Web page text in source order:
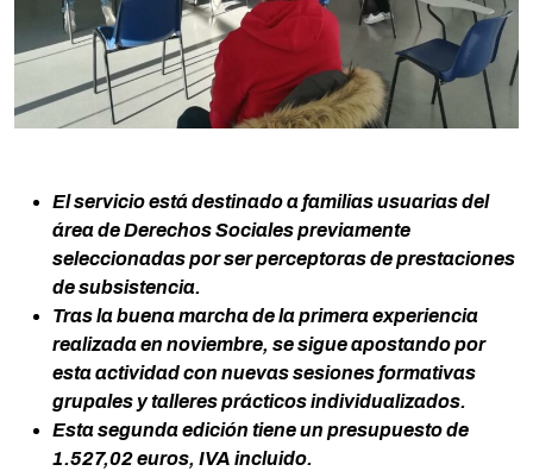
El servicio está destinado a familias usuarias del
área de Derechos Sociales previamente
seleccionadas por ser perceptoras de prestaciones
de subsistencia.
Tras la buena marcha de la primera experiencia
realizada en noviembre, se sigue apostando por
esta actividad con nuevas sesiones formativas
grupales y talleres prácticos individualizados.
Esta segunda edición tiene un presupuesto de
1.527,02 euros, IVA incluido.